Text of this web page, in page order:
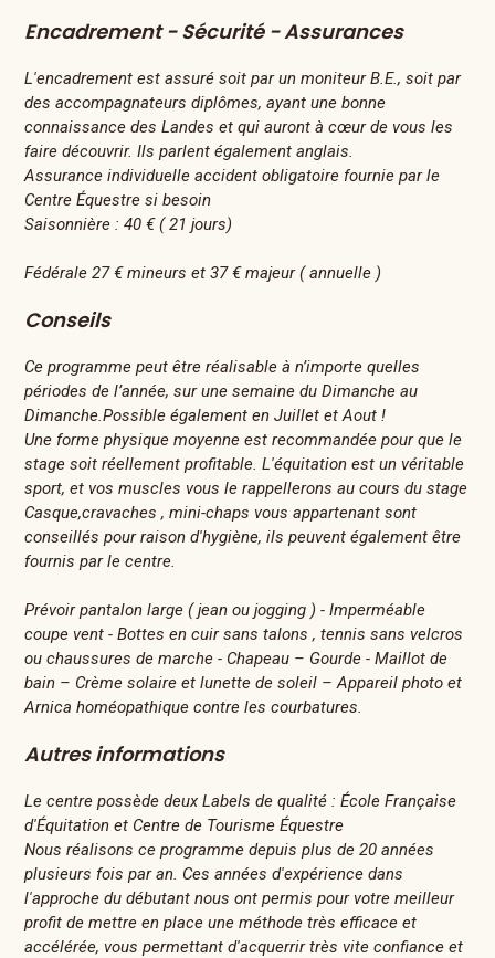
Encadrement - Sécurité - Assurances
L'encadrement est assuré soit par un moniteur B.E., soit par
des accompagnateurs diplômes, ayant une bonne
connaissance des Landes et qui auront à cœur de vous les
faire découvrir. Ils parlent également anglais.
Assurance individuelle accident obligatoire fournie par le
Centre Équestre si besoin
Saisonnière : 40 € ( 21 jours)
Fédérale 27 € mineurs et 37 € majeur ( annuelle )
Conseils
Ce programme peut être réalisable à n’importe quelles
périodes de l’année, sur une semaine du Dimanche au
Dimanche.Possible également en Juillet et Aout !
Une forme physique moyenne est recommandée pour que le
stage soit réellement profitable. L'équitation est un véritable
sport, et vos muscles vous le rappellerons au cours du stage
Casque,cravaches , mini-chaps vous appartenant sont
conseillés pour raison d'hygiène, ils peuvent également être
fournis par le centre.
Prévoir pantalon large ( jean ou jogging ) - Imperméable
coupe vent - Bottes en cuir sans talons , tennis sans velcros
ou chaussures de marche - Chapeau – Gourde - Maillot de
bain – Crème solaire et lunette de soleil – Appareil photo et
Arnica homéopathique contre les courbatures.
Autres informations
Le centre possède deux Labels de qualité : École Française
d'Équitation et Centre de Tourisme Équestre
Nous réalisons ce programme depuis plus de 20 années
plusieurs fois par an. Ces années d'expérience dans
l'approche du débutant nous ont permis pour votre meilleur
profit de mettre en place une méthode très efficace et
accélérée, vous permettant d'acquerrir très vite confiance et